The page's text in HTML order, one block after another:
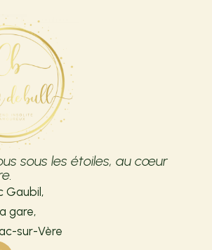
sous les étoiles, au cœur
Gaubil,
gare,
sur-Vère